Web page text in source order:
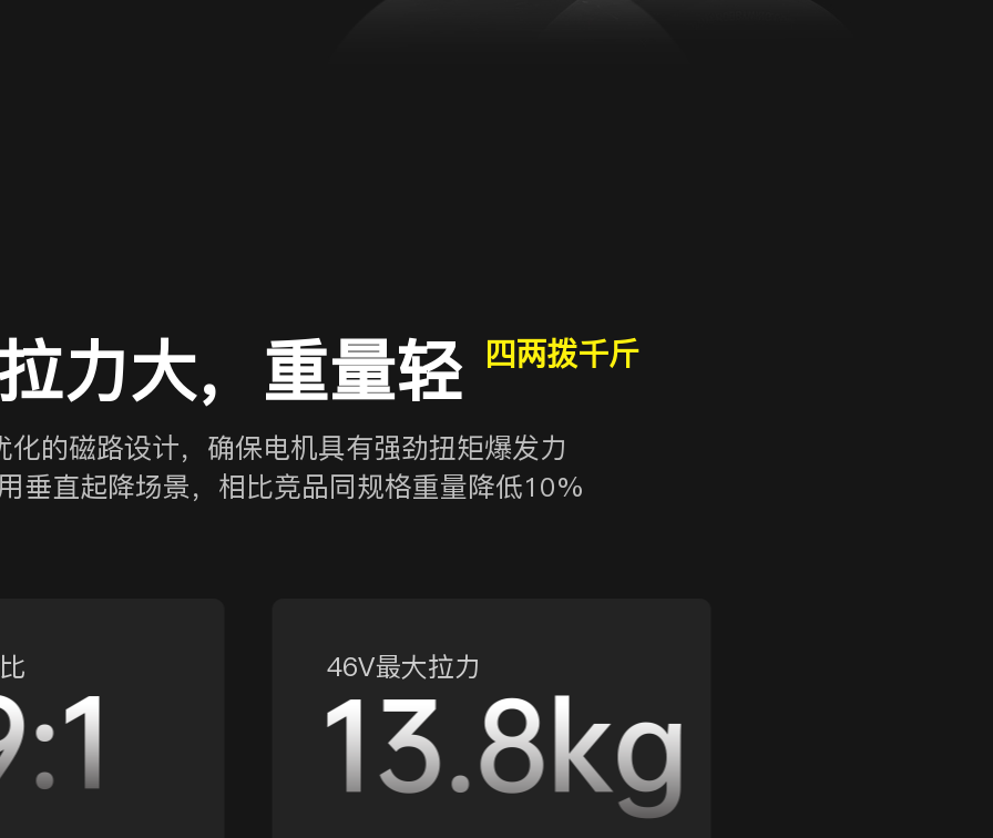
力大，重量轻 四两拨千斤
化的磁路设计，确保电机具有强劲扭矩爆发力
垂直起降场景，相比竞品同规格重量降低10%
46V最大拉力